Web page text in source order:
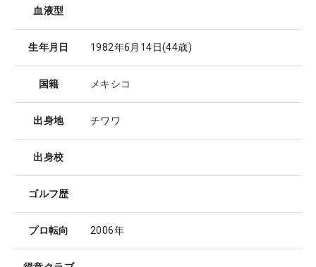
血液型
生年月日 1982年6月14日(44歳)
国籍 メキシコ
出身地 チワワ
出身校
ゴルフ歴
プロ転向 2006年